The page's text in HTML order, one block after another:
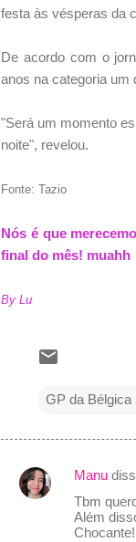
festa às vésperas da
De acordo com o
anos na categoria um
"Será um momento
noite", revelou.
Fonte: Tazio
Nós é que
final do mês! muahh
By Lu
GP da Bélgica
C
Manu
Tbm
Além
Chocante!